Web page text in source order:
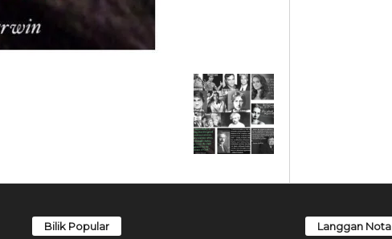
Bilik Popular Langgan Nota